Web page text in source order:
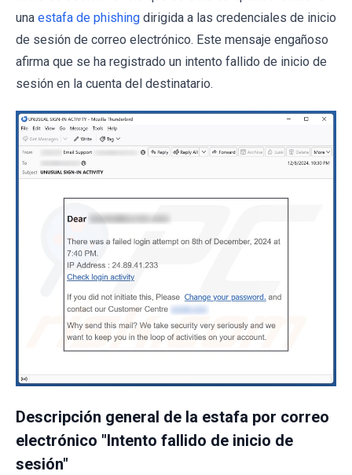
una estafa de phishing dirigida a las credenciales de inicio
de sesión de correo electrónico. Este mensaje engañoso
afirma que se ha registrado un intento fallido de inicio de
sesión en la cuenta del destinatario.
Descripción general de la estafa por correo
electrónico "Intento fallido de inicio de
sesión"